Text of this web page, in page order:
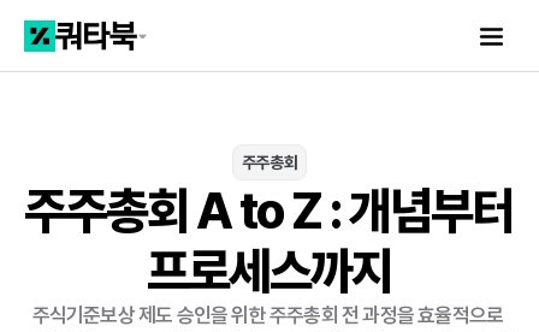
주주총회
주주총회 A to Z : 개념부터
프로세스까지
주식기준보상 제도 승인을 위한 주주총회 전 과정을 효율적으로